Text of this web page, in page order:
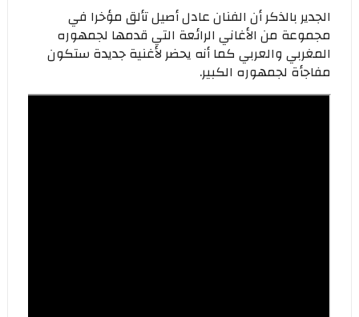
الجدير بالذكر أن الفنان عادل أصيل تألق مؤخرا في
مجموعة من الأغاني الرائعة التي قدمها لجمهوره
المغربي والعربي كما أنه يحضر لأغنية جديدة ستكون
مفاجأة لجمهوره الكبير.